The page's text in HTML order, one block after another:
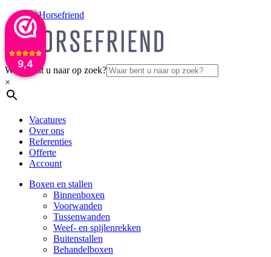
9,4
Waar bent u naar op zoek?
×
Vacatures
Over ons
Referenties
Offerte
Account
Boxen en stallen
Binnenboxen
Voorwanden
Tussenwanden
Weef- en spijlenrekken
Buitenstallen
Behandelboxen